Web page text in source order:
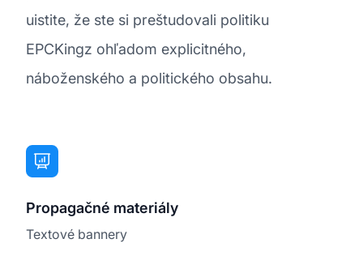
uistite, že ste si preštudovali politiku
EPCKingz ohľadom explicitného,
náboženského a politického obsahu.
Propagačné materiály
Textové bannery